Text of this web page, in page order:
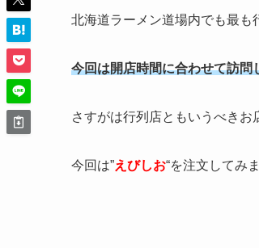
北海道ラーメン道場内でも最も
今回は開店時間に合わせて訪問
さすがは行列店ともいうべきお
今回は”えびしお“を注文してみ